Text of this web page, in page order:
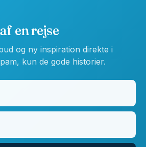
en rejse
og ny inspiration direkte i
kun de gode historier.